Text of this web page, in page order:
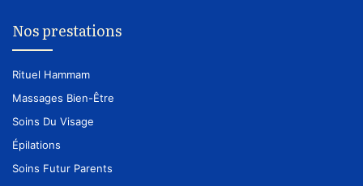
Nos prestations
Rituel Hammam
Massages Bien-Être
Soins Du Visage
Épilations
Soins Futur Parents